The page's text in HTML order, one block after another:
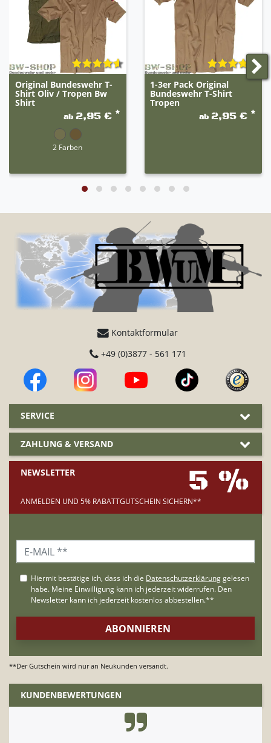
Original Bundeswehr T-
Shirt Oliv / Tropen Bw
Shirt
ab 2,95 € *
2 Farben
1-3er Pack Original
Bundeswehr T-Shirt
Tropen
ab 2,95 € *
Kontaktformular
+49 (0)3877 - 561 171
SERVICE
ZAHLUNG & VERSAND
NEWSLETTER 5 %
ANMELDEN UND 5% RABATTGUTSCHEIN SICHERN**
**Der Gutschein wird nur an Neukunden versandt.
KUNDENBEWERTUNGEN